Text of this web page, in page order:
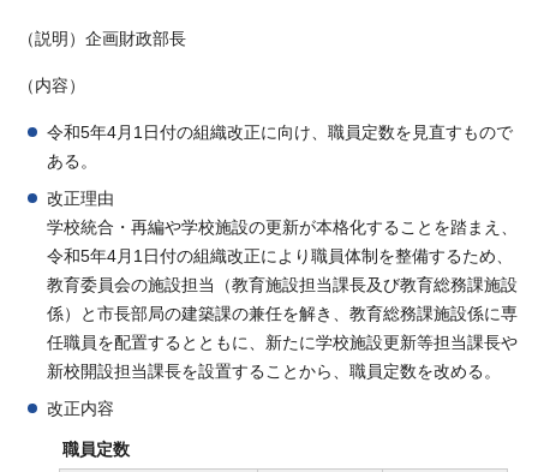
（説明）企画財政部長
（内容）
令和5年4月1日付の組織改正に向け、職員定数を見直すもので
ある。
改正理由
学校統合・再編や学校施設の更新が本格化することを踏まえ、
令和5年4月1日付の組織改正により職員体制を整備するため、
教育委員会の施設担当（教育施設担当課長及び教育総務課施設
係）と市長部局の建築課の兼任を解き、教育総務課施設係に専
任職員を配置するとともに、新たに学校施設更新等担当課長や
新校開設担当課長を設置することから、職員定数を改める。
改正内容
職員定数